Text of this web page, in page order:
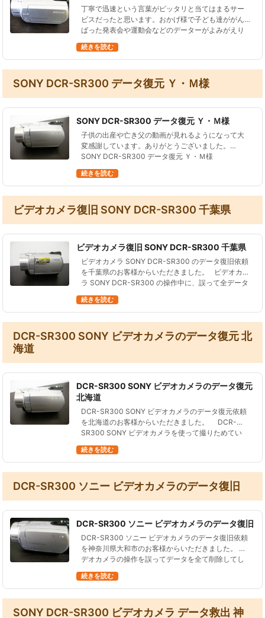
丁寧で迅速という言葉がピッタリと当てはまるサー
ビスだったと思います。おかげ様で子ども達ががん
ばった発表会や運動会などのデーターがよみがえり
生したら、是非利用したいです。 SO…
続きを読む
SONY DCR-SR300 データ復元 Ｙ・Ｍ様
SONY DCR-SR300 データ復元 Ｙ・Ｍ様
子供の出産や亡き父の動画が見れるようになって大
変感謝しています。ありがとうございました。
SONY DCR-SR300 データ復元 Ｙ・Ｍ様
続きを読む
ビデオカメラ復旧 SONY DCR-SR300 千葉県
ビデオカメラ復旧 SONY DCR-SR300 千葉県
ビデオカメラ SONY DCR-SR300 のデータ復旧依頼
を千葉県のお客様からいただきました。 ビデオカメ
ラ SONY DCR-SR300 の操作中に、誤って全データ
続きを読む
DCR-SR300 SONY ビデオカメラのデータ復元 北
海道
DCR-SR300 SONY ビデオカメラのデータ復元
北海道
DCR-SR300 SONY ビデオカメラのデータ復元依頼
を北海道のお客様からいただきました。 DCR-
SR300 SONY ビデオカメラを使って撮りためてい
続きを読む
DCR-SR300 ソニー ビデオカメラのデータ復旧
DCR-SR300 ソニー ビデオカメラのデータ復旧
DCR-SR300 ソニー ビデオカメラのデータ復旧依頼
を神奈川県大和市のお客様からいただきました。 ビ
デオカメラの操作を誤ってデータを全て削除してし
デオカメラを…
続きを読む
SONY DCR-SR300 ビデオカメラ データ救出 神